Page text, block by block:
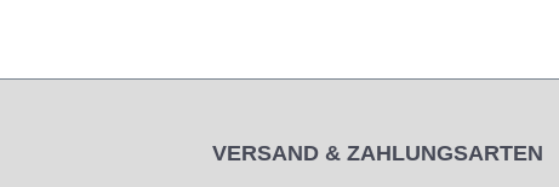
VERSAND & ZAHLUNGSARTEN